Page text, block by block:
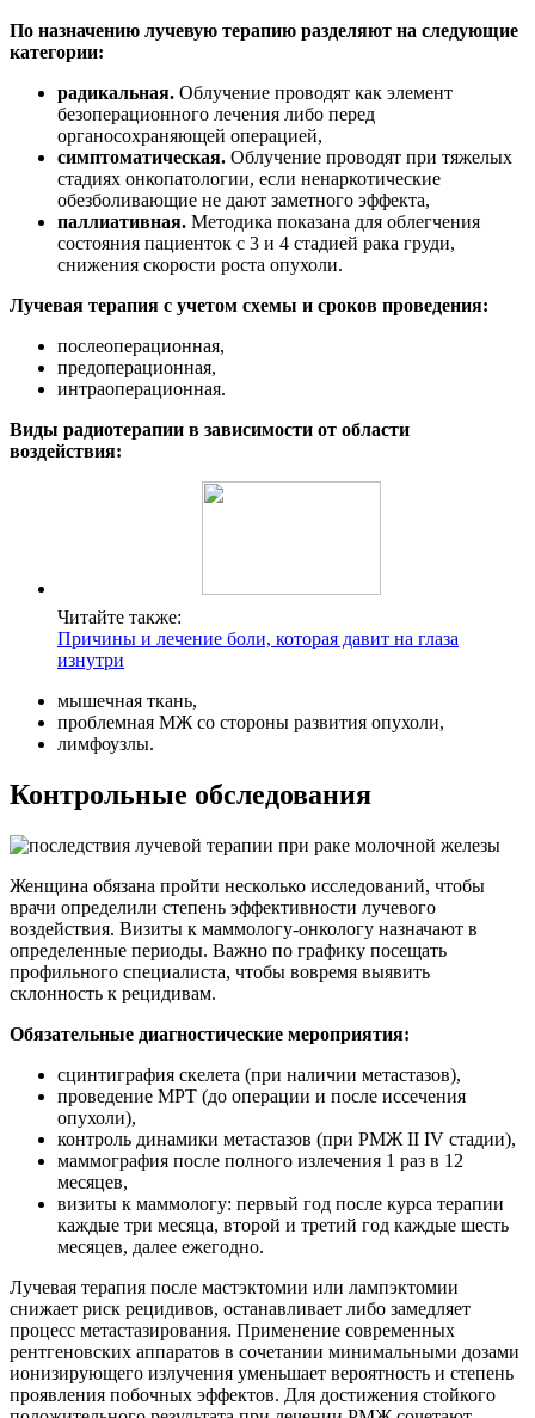
По назначению лучевую терапию разделяют на следующие
категории:
радикальная. Облучение проводят как элемент
безоперационного лечения либо перед
органосохраняющей операцией,
симптоматическая. Облучение проводят при тяжелых
стадиях онкопатологии, если ненаркотические
обезболивающие не дают заметного эффекта,
паллиативная. Методика показана для облегчения
состояния пациенток с 3 и 4 стадией рака груди,
снижения скорости роста опухоли.
Лучевая терапия с учетом схемы и сроков проведения:
послеоперационная,
предоперационная,
интраоперационная.
Виды радиотерапии в зависимости от области
воздействия:
Читайте также:
Причины и лечение боли, которая давит на глаза
изнутри
мышечная ткань,
проблемная МЖ со стороны развития опухоли,
лимфоузлы.
Контрольные обследования
Женщина обязана пройти несколько исследований, чтобы
врачи определили степень эффективности лучевого
воздействия. Визиты к маммологу-онкологу назначают в
определенные периоды. Важно по графику посещать
профильного специалиста, чтобы вовремя выявить
склонность к рецидивам.
Обязательные диагностические мероприятия:
сцинтиграфия скелета (при наличии метастазов),
проведение МРТ (до операции и после иссечения
опухоли),
контроль динамики метастазов (при РМЖ II IV стадии),
маммография после полного излечения 1 раз в 12
месяцев,
визиты к маммологу: первый год после курса терапии
каждые три месяца, второй и третий год каждые шесть
месяцев, далее ежегодно.
Лучевая терапия после мастэктомии или лампэктомии
снижает риск рецидивов, останавливает либо замедляет
процесс метастазирования. Применение современных
рентгеновских аппаратов в сочетании минимальными дозами
ионизирующего излучения уменьшает вероятность и степень
проявления побочных эффектов. Для достижения стойкого